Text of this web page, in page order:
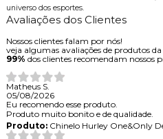
universo dos esportes.
Avaliações dos Clientes
Nossos clientes falam por nós!
veja algumas avaliações de produtos da
99% dos clientes recomendam nossos
Matheus S.
05/08/2026
Eu recomendo esse produto.
Produto muito bonito e de qualidade.
Produto:Chinelo Hurley One&Only